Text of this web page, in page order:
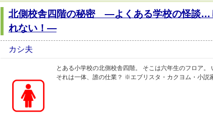
北側校舎四階の秘密 ―よくある学校の怪談…
れない！―
カシ夫
とある小学校の北側校舎四階。 そこは六年生のフロア
それは一体、誰の仕業？ ※エブリスタ・カクヨム・小説